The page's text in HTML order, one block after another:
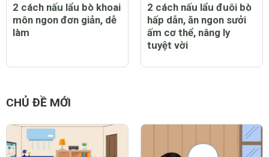
2 cách nấu lẩu bò khoai
môn ngon đơn giản, dễ
làm
2 cách nấu lẩu đuôi bò
hấp dẫn, ăn ngon sưởi
ấm cơ thể, nâng ly
tuyệt vời
CHỦ ĐỀ MỚI